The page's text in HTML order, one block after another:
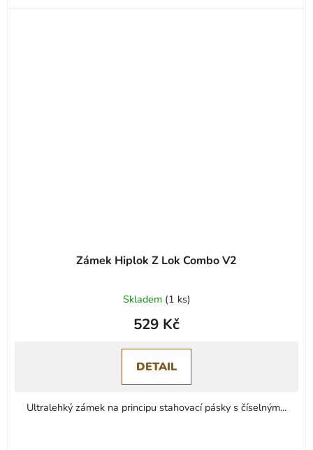
Zámek Hiplok Z Lok Combo V2
Skladem (1 ks)
529 Kč
DETAIL
Ultralehký zámek na principu stahovací pásky s číselným...